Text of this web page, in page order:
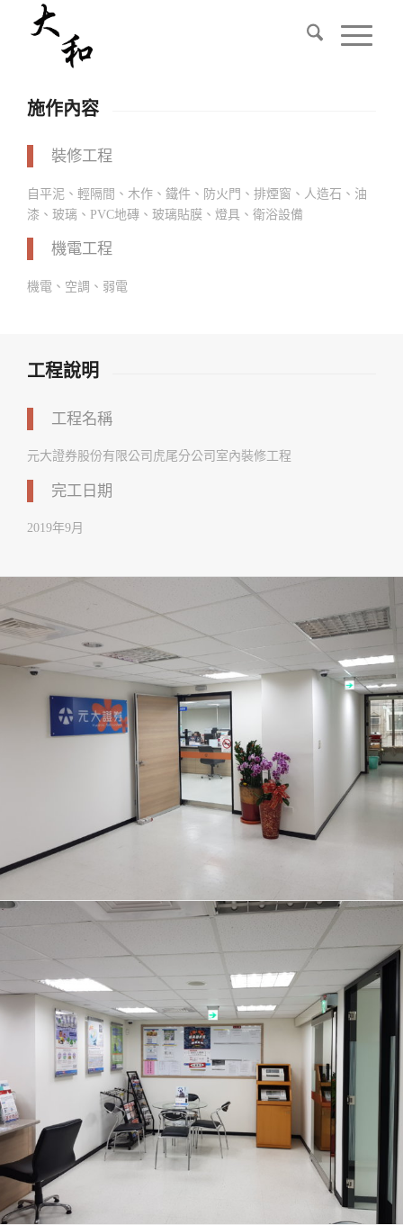
施作內容
裝修工程
自平泥、輕隔間、木作、鐵件、防火門、排煙窗、人造石、油
漆、玻璃、PVC地磚、玻璃貼膜、燈具、衛浴設備
機電工程
機電、空調、弱電
工程說明
工程名稱
元大證券股份有限公司虎尾分公司室內裝修工程
完工日期
2019年9月